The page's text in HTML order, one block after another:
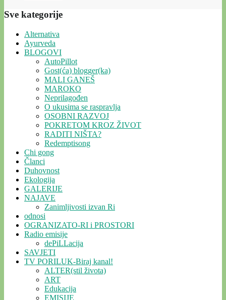
Sve kategorije
Alternativa
Ayurveda
BLOGOVI
AutoPillot
Gost(ća) blogger(ka)
MALI GANEŠ
MAROKO
Neprilagođen
O ukusima se raspravlja
OSOBNI RAZVOJ
POKRETOM KROZ ŽIVOT
RADITI NIŠTA?
Redemptisong
Chi gong
Članci
Duhovnost
Ekologija
GALERIJE
NAJAVE
Zanimljivosti izvan Ri
odnosi
OGRANIZATO-RI i PROSTORI
Radio emisije
dePiLLacija
SAVJETI
TV PORILUK-Biraj kanal!
ALTER(stil života)
ART
Edukacija
EMISIJE